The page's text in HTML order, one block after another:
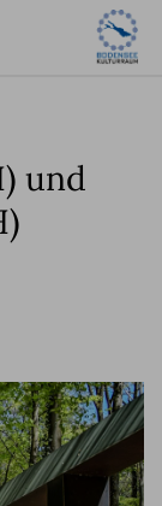
und